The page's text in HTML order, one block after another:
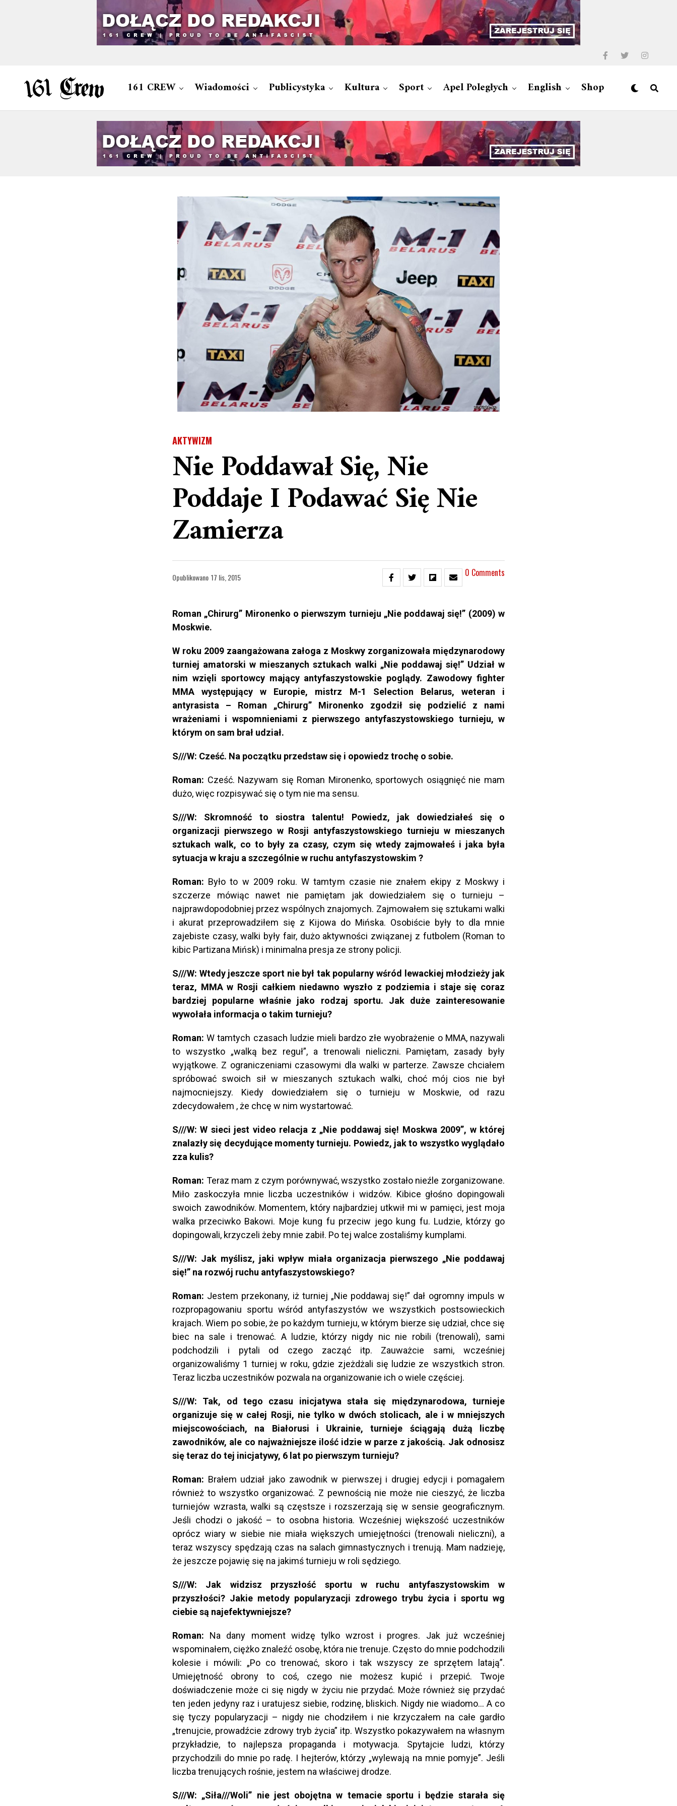
161 CREW Wiadomości Publicystyka Kultura Sport Apel Poległych English Shop
AKTYWIZM
Nie Poddawał Się, Nie
Poddaje I Podawać Się Nie
Zamierza
Opublikowano 17 lis, 2015 0 Comments
Roman „Chirurg” Mironenko o pierwszym turnieju „Nie poddawaj się!” (2009) w
Moskwie.
W roku 2009 zaangażowana załoga z Moskwy zorganizowała międzynarodowy
turniej amatorski w mieszanych sztukach walki „Nie poddawaj się!” Udział w
nim wzięli sportowcy mający antyfaszystowskie poglądy. Zawodowy fighter
MMA występujący w Europie, mistrz M-1 Selection Belarus, weteran i
antyrasista – Roman „Chirurg” Mironenko zgodził się podzielić z nami
wrażeniami i wspomnieniami z pierwszego antyfaszystowskiego turnieju, w
którym on sam brał udział.
S///W: Cześć. Na początku przedstaw się i opowiedz trochę o sobie.
Roman: Cześć. Nazywam się Roman Mironenko, sportowych osiągnięć nie mam
dużo, więc rozpisywać się o tym nie ma sensu.
S///W: Skromność to siostra talentu! Powiedz, jak dowiedziałeś się o
organizacji pierwszego w Rosji antyfaszystowskiego turnieju w mieszanych
sztukach walk, co to były za czasy, czym się wtedy zajmowałeś i jaka była
sytuacja w kraju a szczególnie w ruchu antyfaszystowskim ?
Roman: Było to w 2009 roku. W tamtym czasie nie znałem ekipy z Moskwy i
szczerze mówiąc nawet nie pamiętam jak dowiedziałem się o turnieju –
najprawdopodobniej przez wspólnych znajomych. Zajmowałem się sztukami walki
i akurat przeprowadziłem się z Kijowa do Mińska. Osobiście były to dla mnie
zajebiste czasy, walki były fair, dużo aktywności związanej z futbolem (Roman to
kibic Partizana Mińsk) i minimalna presja ze strony policji.
S///W: Wtedy jeszcze sport nie był tak popularny wśród lewackiej młodzieży jak
teraz, MMA w Rosji całkiem niedawno wyszło z podziemia i staje się coraz
bardziej popularne właśnie jako rodzaj sportu. Jak duże zainteresowanie
wywołała informacja o takim turnieju?
Roman: W tamtych czasach ludzie mieli bardzo złe wyobrażenie o MMA, nazywali
to wszystko „walką bez reguł”, a trenowali nieliczni. Pamiętam, zasady były
wyjątkowe. Z ograniczeniami czasowymi dla walki w parterze. Zawsze chciałem
spróbować swoich sił w mieszanych sztukach walki, choć mój cios nie był
najmocniejszy. Kiedy dowiedziałem się o turnieju w Moskwie, od razu
zdecydowałem , że chcę w nim wystartować.
S///W: W sieci jest video relacja z „Nie poddawaj się! Moskwa 2009”, w której
znalazły się decydujące momenty turnieju. Powiedz, jak to wszystko wyglądało
zza kulis?
Roman: Teraz mam z czym porównywać, wszystko zostało nieźle zorganizowane.
Miło zaskoczyła mnie liczba uczestników i widzów. Kibice głośno dopingowali
swoich zawodników. Momentem, który najbardziej utkwił mi w pamięci, jest moja
walka przeciwko Bakowi. Moje kung fu przeciw jego kung fu. Ludzie, którzy go
dopingowali, krzyczeli żeby mnie zabił. Po tej walce zostaliśmy kumplami.
S///W: Jak myślisz, jaki wpływ miała organizacja pierwszego „Nie poddawaj
się!” na rozwój ruchu antyfaszystowskiego?
Roman: Jestem przekonany, iż turniej „Nie poddawaj się!” dał ogromny impuls w
rozpropagowaniu sportu wśród antyfaszystów we wszystkich postsowieckich
krajach. Wiem po sobie, że po każdym turnieju, w którym bierze się udział, chce się
biec na sale i trenować. A ludzie, którzy nigdy nic nie robili (trenowali), sami
podchodzili i pytali od czego zacząć itp. Zauważcie sami, wcześniej
organizowaliśmy 1 turniej w roku, gdzie zjeżdżali się ludzie ze wszystkich stron.
Teraz liczba uczestników pozwala na organizowanie ich o wiele częściej.
S///W: Tak, od tego czasu inicjatywa stała się międzynarodowa, turnieje
organizuje się w całej Rosji, nie tylko w dwóch stolicach, ale i w mniejszych
miejscowościach, na Białorusi i Ukrainie, turnieje ściągają dużą liczbę
zawodników, ale co najważniejsze ilość idzie w parze z jakością. Jak odnosisz
się teraz do tej inicjatywy, 6 lat po pierwszym turnieju?
Roman: Brałem udział jako zawodnik w pierwszej i drugiej edycji i pomagałem
również to wszystko organizować. Z pewnością nie może nie cieszyć, że liczba
turniejów wzrasta, walki są częstsze i rozszerzają się w sensie geograficznym.
Jeśli chodzi o jakość – to osobna historia. Wcześniej większość uczestników
oprócz wiary w siebie nie miała większych umiejętności (trenowali nieliczni), a
teraz wszyscy spędzają czas na salach gimnastycznych i trenują. Mam nadzieję,
że jeszcze pojawię się na jakimś turnieju w roli sędziego.
S///W: Jak widzisz przyszłość sportu w ruchu antyfaszystowskim w
przyszłości? Jakie metody popularyzacji zdrowego trybu życia i sportu wg
ciebie są najefektywniejsze?
Roman: Na dany moment widzę tylko wzrost i progres. Jak już wcześniej
wspominałem, ciężko znaleźć osobę, która nie trenuje. Często do mnie podchodzili
kolesie i mówili: „Po co trenować, skoro i tak wszyscy ze sprzętem latają”.
Umiejętność obrony to coś, czego nie możesz kupić i przepić. Twoje
doświadczenie może ci się nigdy w życiu nie przydać. Może również się przydać
ten jeden jedyny raz i uratujesz siebie, rodzinę, bliskich. Nigdy nie wiadomo… A co
się tyczy popularyzacji – nigdy nie chodziłem i nie krzyczałem na całe gardło
„trenujcie, prowadźcie zdrowy tryb życia” itp. Wszystko pokazywałem na własnym
przykładzie, to najlepsza propaganda i motywacja. Spytajcie ludzi, którzy
przychodzili do mnie po radę. I hejterów, którzy „wylewają na mnie pomyje”. Jeśli
liczba trenujących rośnie, jestem na właściwej drodze.
S///W: „Siła///Woli” nie jest obojętna w temacie sportu i będzie starała się